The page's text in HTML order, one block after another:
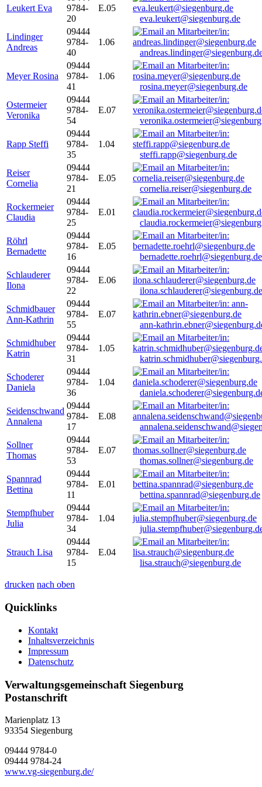
Leukert Eva
9784-
20
E.05
eva.leukert@siegenburg.de
Lindinger
Andreas
09444
9784-
40
1.06
Meyer Rosina
09444
9784-
41
1.06
rosina.meyer@siegenburg.de
Ostermeier
Veronika
09444
9784-
54
E.07
Rapp Steffi
09444
9784-
35
1.04
steffi.rapp@siegenburg.de
Reiser
Cornelia
09444
9784-
21
E.05
cornelia.reiser@siegenburg.de
Rockermeier
Claudia
09444
9784-
25
E.01
Röhrl
Bernadette
09444
9784-
16
E.05
bernadette.roehrl@siegenburg.de
Schlauderer
Ilona
09444
9784-
22
E.06
ilona.schlauderer@siegenburg.de
Schmidbauer
Ann-Kathrin
09444
9784-
55
E.07
ann-
Schmidhuber
Katrin
09444
9784-
31
1.05
Schoderer
Daniela
09444
9784-
36
1.04
Seidenschwand
Annalena
09444
9784-
17
E.08
Sollner
Thomas
09444
9784-
53
E.07
thomas.sollner@siegenburg.de
Spannrad
Bettina
09444
9784-
11
E.01
bettina.spannrad@siegenburg.de
Stempfhuber
Julia
09444
9784-
34
1.04
Strauch Lisa
09444
9784-
15
E.04
lisa.strauch@siegenburg.de
drucken nach oben
Quicklinks
Kontakt
Inhaltsverzeichnis
Impressum
Datenschutz
Verwaltungsgemeinschaft Siegenburg
Postanschrift
Marienplatz 13
93354 Siegenburg
09444 9784-0
09444 9784-24
www.vg-siegenburg.de/